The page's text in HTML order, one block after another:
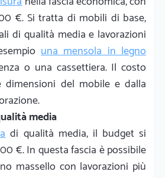
€. Si tratta di mobili di base,
di qualità media e lavorazioni
una mensola in legno
o una cassettiera. Il costo
dimensioni del mobile e dalla
media
di qualità media, il budget si
€. In questa fascia è possibile
massello con lavorazioni più